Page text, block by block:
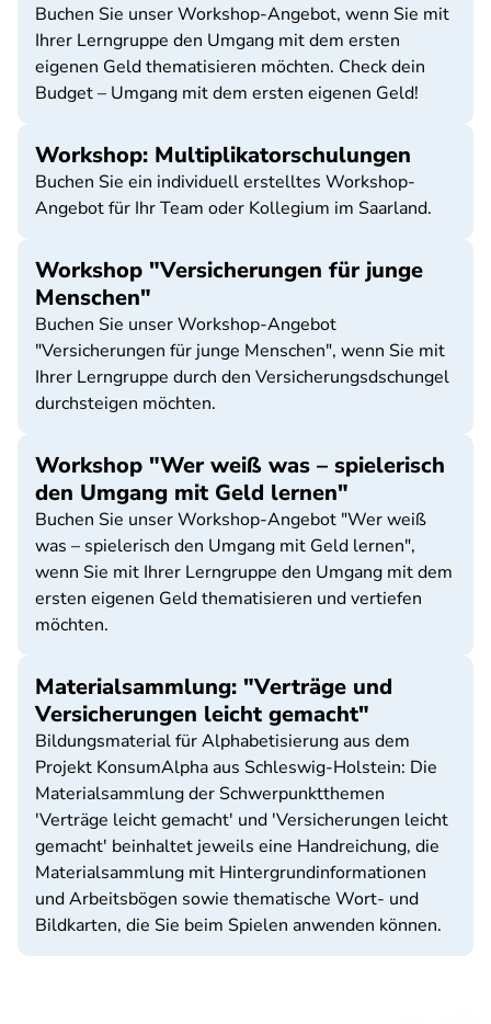
Buchen Sie unser Workshop-Angebot, wenn Sie mit
Ihrer Lerngruppe den Umgang mit dem ersten
eigenen Geld thematisieren möchten. Check dein
Budget – Umgang mit dem ersten eigenen Geld!
Workshop: Multiplikatorschulungen
Buchen Sie ein individuell erstelltes Workshop-
Angebot für Ihr Team oder Kollegium im Saarland.
Workshop "Versicherungen für junge
Menschen"
Buchen Sie unser Workshop-Angebot
"Versicherungen für junge Menschen", wenn Sie mit
Ihrer Lerngruppe durch den Versicherungsdschungel
durchsteigen möchten.
Workshop "Wer weiß was – spielerisch
den Umgang mit Geld lernen"
Buchen Sie unser Workshop-Angebot "Wer weiß
was – spielerisch den Umgang mit Geld lernen",
wenn Sie mit Ihrer Lerngruppe den Umgang mit dem
ersten eigenen Geld thematisieren und vertiefen
möchten.
Materialsammlung: "Verträge und
Versicherungen leicht gemacht"
Bildungsmaterial für Alphabetisierung aus dem
Projekt KonsumAlpha aus Schleswig-Holstein: Die
Materialsammlung der Schwerpunktthemen
'Verträge leicht gemacht' und 'Versicherungen leicht
gemacht' beinhaltet jeweils eine Handreichung, die
Materialsammlung mit Hintergrundinformationen
und Arbeitsbögen sowie thematische Wort- und
Bildkarten, die Sie beim Spielen anwenden können.